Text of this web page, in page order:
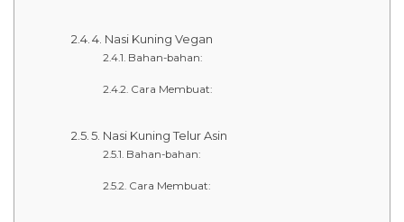
4. Nasi Kuning Vegan
Bahan-bahan:
Cara Membuat:
5. Nasi Kuning Telur Asin
Bahan-bahan:
Cara Membuat: